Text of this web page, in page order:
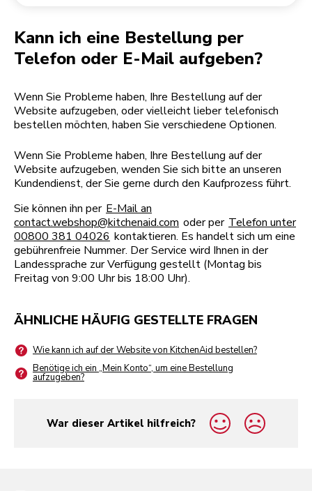
Kann ich eine Bestellung per
Telefon oder E-Mail aufgeben?
Wenn Sie Probleme haben, Ihre Bestellung auf der
Website aufzugeben, oder vielleicht lieber telefonisch
bestellen möchten, haben Sie verschiedene Optionen.
Wenn Sie Probleme haben, Ihre Bestellung auf der
Website aufzugeben, wenden Sie sich bitte an unseren
Kundendienst, der Sie gerne durch den Kaufprozess führt.
Sie können ihn per E-Mail an
contact.webshop@kitchenaid.com oder per Telefon unter
00800 381 04026 kontaktieren. Es handelt sich um eine
gebührenfreie Nummer. Der Service wird Ihnen in der
Landessprache zur Verfügung gestellt (Montag bis
Freitag von 9:00 Uhr bis 18:00 Uhr).
ÄHNLICHE HÄUFIG GESTELLTE FRAGEN
Wie kann ich auf der Website von KitchenAid bestellen?
Benötige ich ein „Mein Konto“, um eine Bestellung
aufzugeben?
War dieser Artikel hilfreich?
yes
no